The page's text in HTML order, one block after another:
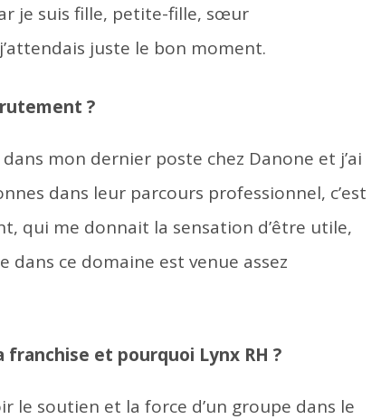
je suis fille, petite-fille, sœur
juste le bon moment.
?​
mon dernier poste chez Danone et j’ai
dans leur parcours professionnel, c’est
qui me donnait la sensation d’être utile,
dans ce domaine est venue assez
et pourquoi Lynx RH ?
le soutien et la force d’un groupe dans le